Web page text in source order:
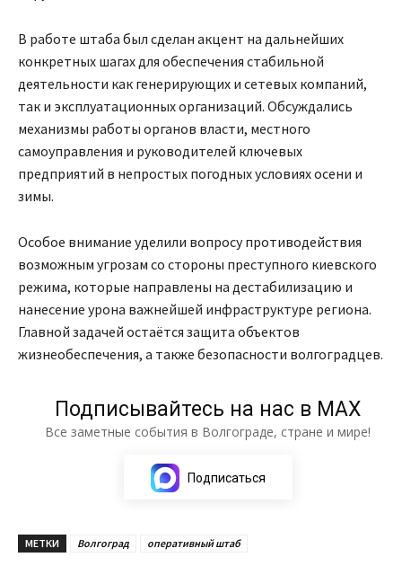
В работе штаба был сделан акцент на дальнейших
конкретных шагах для обеспечения стабильной
деятельности как генерирующих и сетевых компаний,
так и эксплуатационных организаций. Обсуждались
механизмы работы органов власти, местного
самоуправления и руководителей ключевых
предприятий в непростых погодных условиях осени и
зимы.
Особое внимание уделили вопросу противодействия
возможным угрозам со стороны преступного киевского
режима, которые направлены на дестабилизацию и
нанесение урона важнейшей инфраструктуре региона.
Главной задачей остаётся защита объектов
жизнеобеспечения, а также безопасности волгоградцев.
Подписывайтесь на нас в МАХ
Все заметные события в Волгограде, стране и мире!
Подписаться
МЕТКИ Волгоград оперативный штаб